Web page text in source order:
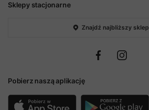
Sklepy stacjonarne
Znajdź najbliższy sklep
Pobierz naszą aplikację